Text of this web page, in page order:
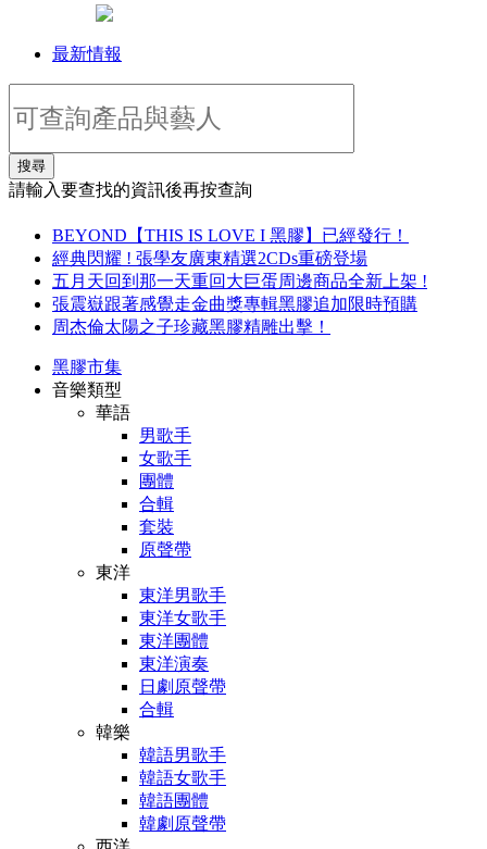
最新情報
搜尋
請輸入要查找的資訊後再按查詢
BEYOND【THIS IS LOVE I 黑膠】已經發行！
經典閃耀 ! 張學友廣東精選2CDs重磅登場
五月天回到那一天重回大巨蛋周邊商品全新上架 !
張震嶽跟著感覺走金曲獎專輯黑膠追加限時預購
周杰倫太陽之子珍藏黑膠精雕出擊！
黑膠市集
音樂類型
華語
男歌手
女歌手
團體
合輯
套裝
原聲帶
東洋
東洋男歌手
東洋女歌手
東洋團體
東洋演奏
日劇原聲帶
合輯
韓樂
韓語男歌手
韓語女歌手
韓語團體
韓劇原聲帶